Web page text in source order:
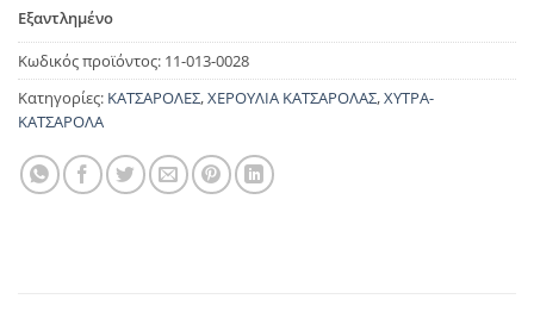
Εξαντλημένο
Κωδικός προϊόντος: 11-013-0028
Κατηγορίες: ΚΑΤΣΑΡΟΛΕΣ,ΧΕΡΟΥΛΙΑ ΚΑΤΣΑΡΟΛΑΣ,ΧΥΤΡΑ-
ΚΑΤΣΑΡΟΛΑ